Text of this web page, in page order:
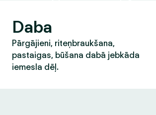
Daba
Pārgājieni, riteņbraukšana,
pastaigas, būšana dabā jebkāda
iemesla dēļ.